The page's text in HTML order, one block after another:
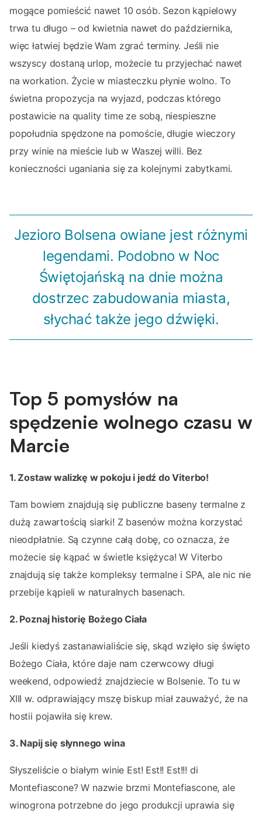
mogące pomieścić nawet 10 osób. Sezon kąpielowy
trwa tu długo – od kwietnia nawet do października,
więc łatwiej będzie Wam zgrać terminy. Jeśli nie
wszyscy dostaną urlop, możecie tu przyjechać nawet
na workation. Życie w miasteczku płynie wolno. To
świetna propozycja na wyjazd, podczas którego
postawicie na quality time ze sobą, niespieszne
popołudnia spędzone na pomoście, długie wieczory
przy winie na mieście lub w Waszej willi. Bez
konieczności uganiania się za kolejnymi zabytkami.
Jezioro Bolsena owiane jest różnymi
legendami. Podobno w Noc
Świętojańską na dnie można
dostrzec zabudowania miasta,
słychać także jego dźwięki.
Top 5 pomysłów na
spędzenie wolnego czasu w
Marcie
1. Zostaw walizkę w pokoju i jedź do Viterbo!
Tam bowiem znajdują się publiczne baseny termalne z
dużą zawartością siarki! Z basenów można korzystać
nieodpłatnie. Są czynne całą dobę, co oznacza, że
możecie się kąpać w świetle księżyca! W Viterbo
znajdują się także kompleksy termalne i SPA, ale nic nie
przebije kąpieli w naturalnych basenach.
2. Poznaj historię Bożego Ciała
Jeśli kiedyś zastanawialiście się, skąd wzięło się święto
Bożego Ciała, które daje nam czerwcowy długi
weekend, odpowiedź znajdziecie w Bolsenie. To tu w
XIII w. odprawiający mszę biskup miał zauważyć, że na
hostii pojawiła się krew.
3. Napij się słynnego wina
Słyszeliście o białym winie Est! Est!! Est!!! di
Montefiascone? W nazwie brzmi Montefiascone, ale
winogrona potrzebne do jego produkcji uprawia się